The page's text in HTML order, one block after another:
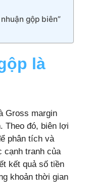
gộp biên”
là
Gross margin
Theo đó, biên lợi
phân tích và
cạnh tranh của
kết quả số tiền
khoản thời gian